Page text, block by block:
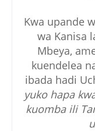
Kwa upande
wa Kanisa
Mbeya,
kuendelea
ibada hadi
yuko hapa
kuomba ili